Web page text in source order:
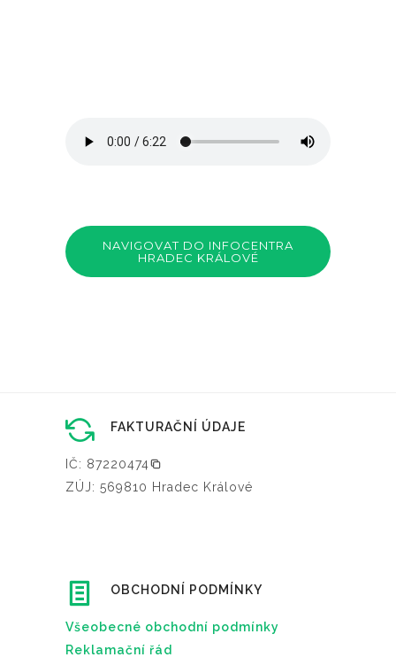
NAVIGOVAT DO INFOCENTRA
HRADEC KRÁLOVÉ
FAKTURAČNÍ ÚDAJE
IČ: 87220474
ZÚJ: 569810 Hradec Králové
OBCHODNÍ PODMÍNKY
Všeobecné obchodní podmínky
Reklamační řád